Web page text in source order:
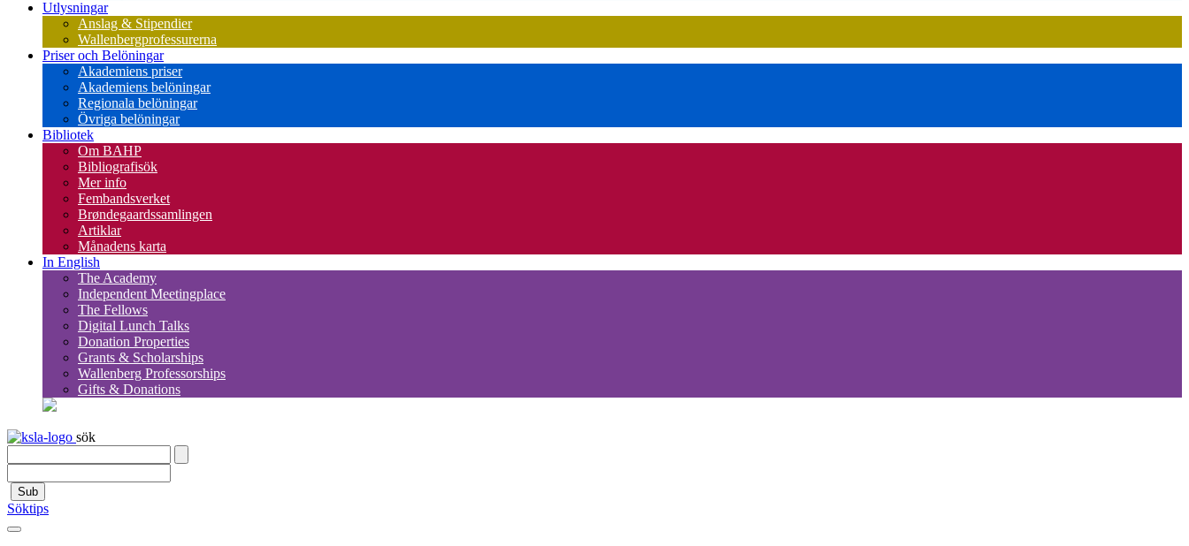
Utlysningar
Anslag & Stipendier
Wallenbergprofessurerna
Priser och Belöningar
Akademiens priser
Akademiens belöningar
Regionala belöningar
Övriga belöningar
Bibliotek
Om BAHP
Bibliografisök
Mer info
Fembandsverket
Brøndegaardssamlingen
Artiklar
Månadens karta
In English
The Academy
Independent Meetingplace
The Fellows
Digital Lunch Talks
Donation Properties
Grants & Scholarships
Wallenberg Professorships
Gifts & Donations
sök
Sub
Söktips